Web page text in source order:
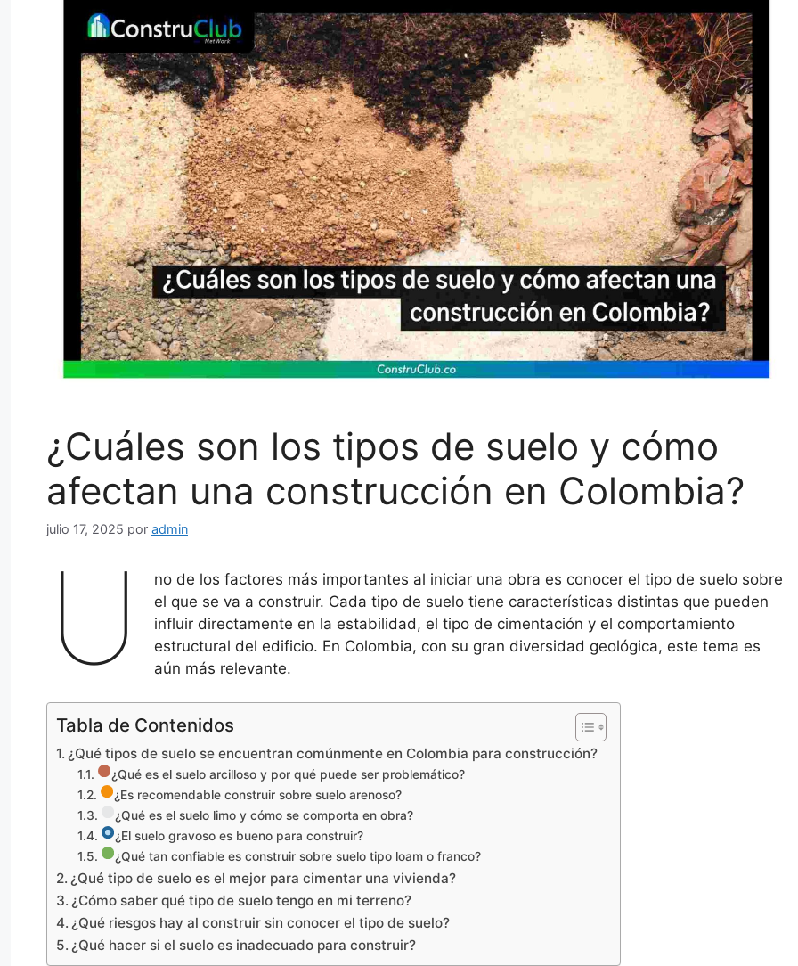
¿Cuáles son los tipos de suelo y cómo
afectan una construcción en Colombia?
julio 17, 2025 por admin
U
no de los factores más importantes al iniciar una obra es conocer el tipo de suelo sobre
el que se va a construir. Cada tipo de suelo tiene características distintas que pueden
influir directamente en la estabilidad, el tipo de cimentación y el comportamiento
estructural del edificio. En Colombia, con su gran diversidad geológica, este tema es
aún más relevante.
Tabla de Contenidos
¿Qué tipos de suelo se encuentran comúnmente en Colombia para construcción?
¿Qué es el suelo arcilloso y por qué puede ser problemático?
¿Es recomendable construir sobre suelo arenoso?
¿Qué es el suelo limo y cómo se comporta en obra?
¿El suelo gravoso es bueno para construir?
¿Qué tan confiable es construir sobre suelo tipo loam o franco?
¿Qué tipo de suelo es el mejor para cimentar una vivienda?
¿Cómo saber qué tipo de suelo tengo en mi terreno?
¿Qué riesgos hay al construir sin conocer el tipo de suelo?
¿Qué hacer si el suelo es inadecuado para construir?